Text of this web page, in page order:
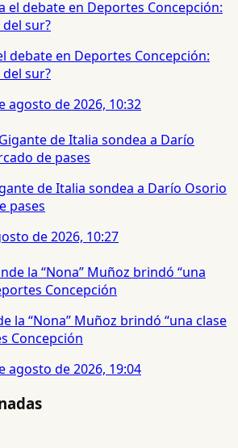
debate en Deportes Concepción:
sur?
agosto de 2026, 10:32
de Italia sondea a Darío Osorio
pases
de 2026, 10:27
la “Nona” Muñoz brindó “una clase
Concepción
agosto de 2026, 19:04